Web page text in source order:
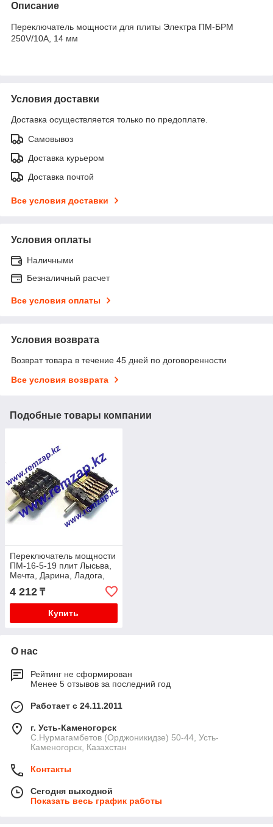
Описание
Переключатель мощности для плиты Электра ПМ-БРМ
250V/10A, 14 мм
Условия доставки
Доставка осуществляется только по предоплате.
Самовывоз
Доставка курьером
Доставка почтой
Все условия доставки
Условия оплаты
Наличными
Безналичный расчет
Все условия оплаты
Условия возврата
Возврат товара в течение 45 дней по договоренности
Все условия возврата
Подобные товары компании
Переключатель мощности
ПМ-16-5-19 плит Лысьва,
Мечта, Дарина, Ладога,
Электра, код: UПМ16519
4 212 ₸
Купить
О нас
Рейтинг не сформирован
Менее 5 отзывов за последний год
Работает с 24.11.2011
г. Усть-Каменогорск
С.Нурмагамбетов (Орджоникидзе) 50-44, Усть-
Каменогорск, Казахстан
Контакты
Сегодня выходной
Показать весь график работы